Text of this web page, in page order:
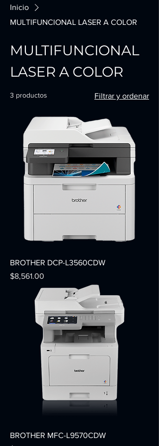
Inicio
MULTIFUNCIONAL LASER A COLOR
MULTIFUNCIONAL
LASER A COLOR
3 productos Filtrar y ordenar
BROTHER DCP-L3560CDW
Precio
$8,561.00
BROTHER MFC-L9570CDW